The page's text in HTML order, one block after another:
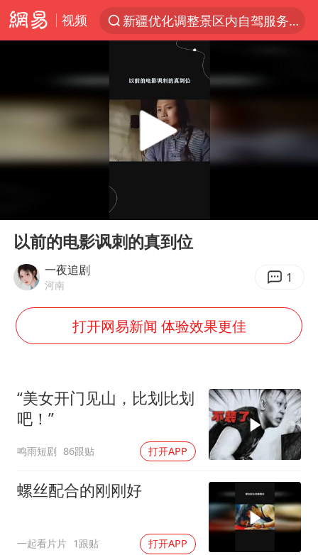
视频
光影经济撬动暑期消费新蓝海
浙江上海等地有大雨或暴雨
《欢迎来龙餐馆》口碑
香港正式允许“拒绝抢救”
“不怕六爷挂得多 就怕六爷挂一颗”
杭州全市有序停课
直击东北超：哈尔滨vs通辽
香港宏福苑火灾或由烟头引起
几元成本的AI广告导致千万市值蒸发
浙江台州《告全体市民书》
乐享全民健身 共筑健康中国
Play
以前的电影讽刺的真到位
一夜追剧
河南 1
打开网易新闻 体验效果更佳
“美女开门见山，比划比划
吧！”
鸣雨短剧 86跟贴 打开APP
螺丝配合的刚刚好
一起看片片 1跟贴 打开APP